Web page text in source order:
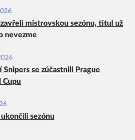
mistrovskou sezónu, titul už
nevezme
Snipers se zúčastnili Prague
Cupu
ukončili sezónu